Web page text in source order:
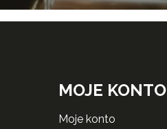
MOJE KONTO
moje konto